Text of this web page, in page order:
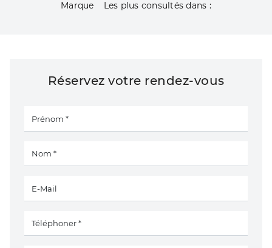
Marque Les plus consultés dans :
Réservez votre rendez-vous